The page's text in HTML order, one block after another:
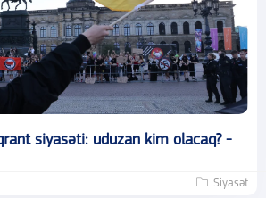
siyasəti: uduzan kim olacaq? -
Siyasət